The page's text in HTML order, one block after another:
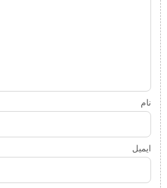
نام
ایمیل